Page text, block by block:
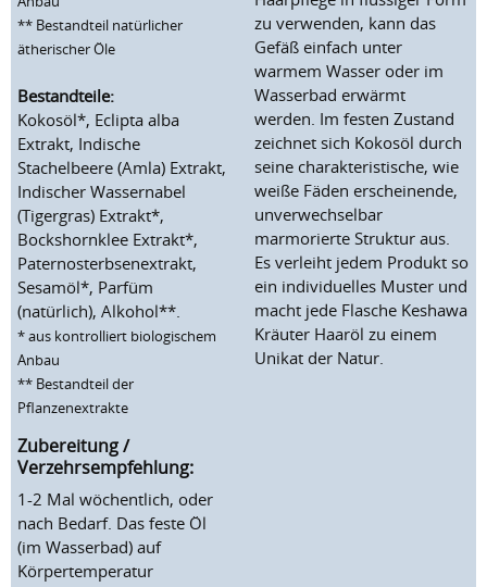
** Bestandteil natürlicher
ätherischer Öle
Bestandteile:
Kokosöl*, Eclipta alba
Extrakt, Indische
Stachelbeere (Amla) Extrakt,
Indischer Wassernabel
(Tigergras) Extrakt*,
Bockshornklee Extrakt*,
Paternosterbsenextrakt,
Sesamöl*, Parfüm
(natürlich), Alkohol**.
* aus kontrolliert biologischem
Anbau
** Bestandteil der
Pflanzenextrakte
Zubereitung /
Verzehrsempfehlung:
1-2 Mal wöchentlich, oder
nach Bedarf. Das feste Öl
(im Wasserbad) auf
Körpertemperatur
zu verwenden, kann das
Gefäß einfach unter
warmem Wasser oder im
Wasserbad erwärmt
werden. Im festen Zustand
zeichnet sich Kokosöl durch
seine charakteristische, wie
weiße Fäden erscheinende,
unverwechselbar
marmorierte Struktur aus.
Es verleiht jedem Produkt so
ein individuelles Muster und
macht jede Flasche Keshawa
Kräuter Haaröl zu einem
Unikat der Natur.